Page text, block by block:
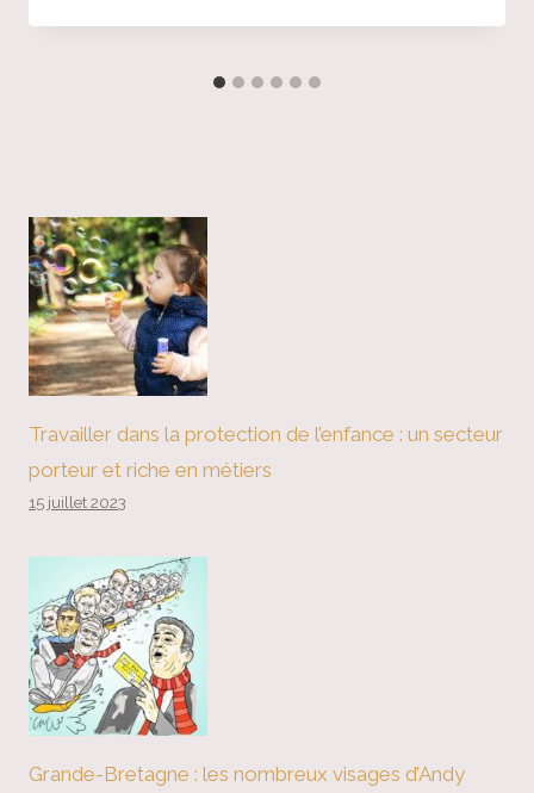
Travailler dans la protection de l’enfance : un secteur
porteur et riche en métiers
15 juillet 2023
Grande-Bretagne : les nombreux visages d’Andy